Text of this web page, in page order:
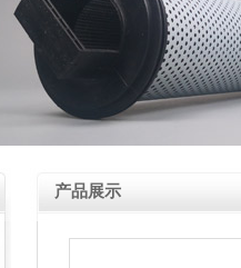
产品展示